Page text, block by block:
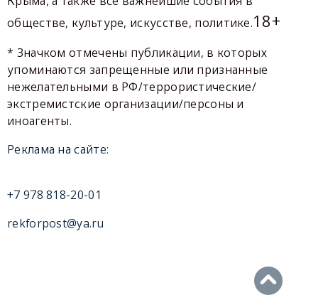
обществе, культуре, искусстве, политике.18+
* Значком отмечены публикации, в которых
упоминаются запрещенные или признанные
нежелательными в РФ/террористические/
экстремистские организации/персоны и
иноагенты.
Реклама на сайте:
+7 978 818-20-01
rekforpost@ya.ru